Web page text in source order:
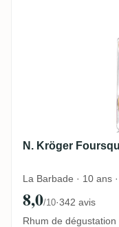
N. Kröger
N. Kröger
La Barbade · 10 ans
8,0/10·342 avis
Rhum de